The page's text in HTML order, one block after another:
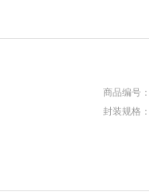
商品编号：
封装规格：